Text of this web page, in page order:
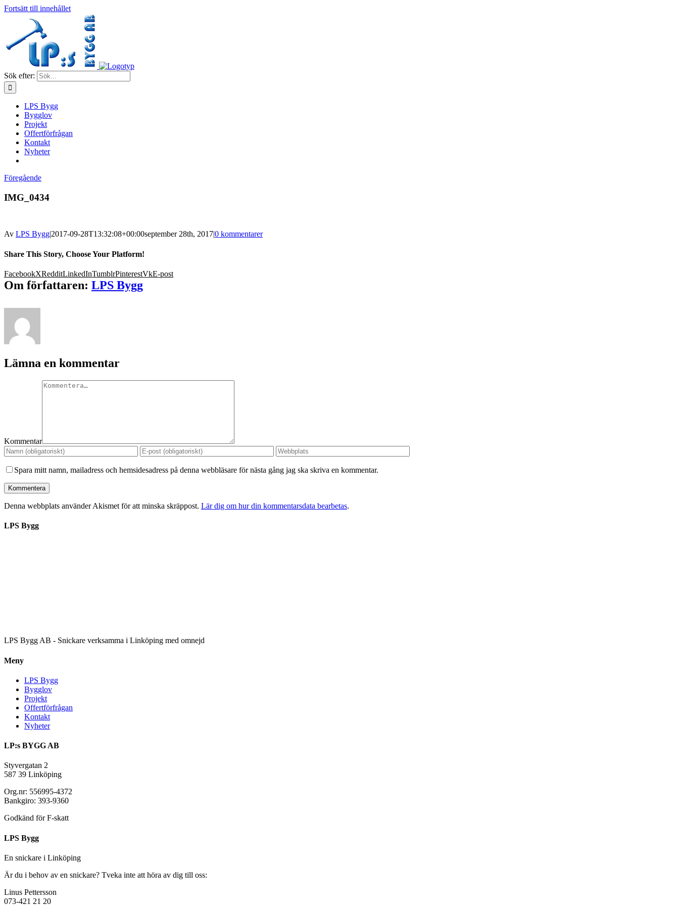
Fortsätt till innehållet
Sök efter:
LPS Bygg
Bygglov
Projekt
Offertförfrågan
Kontakt
Nyheter
Föregående
IMG_0434
Av LPS Bygg|2017-09-28T13:32:08+00:00september 28th, 2017|0 kommentarer
Share This Story, Choose Your Platform!
FacebookXRedditLinkedInTumblrPinterestVkE-post
Om författaren: LPS Bygg
Lämna en kommentar
Kommentar
Spara mitt namn, mailadress och hemsidesadress på denna webbläsare för nästa gång jag ska skriva en kommentar.
Denna webbplats använder Akismet för att minska skräppost. Lär dig om hur din kommentarsdata bearbetas.
LPS Bygg
LPS Bygg AB - Snickare verksamma i Linköping med omnejd
Meny
LPS Bygg
Bygglov
Projekt
Offertförfrågan
Kontakt
Nyheter
LP:s BYGG AB
Styvergatan 2
587 39 Linköping
Org.nr: 556995-4372
Bankgiro: 393-9360
Godkänd för F-skatt
LPS Bygg
En snickare i Linköping
Är du i behov av en snickare? Tveka inte att höra av dig till oss:
Linus Pettersson
073-421 21 20